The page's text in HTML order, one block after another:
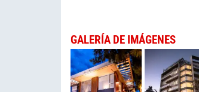
GALERÍA DE IMÁGENES